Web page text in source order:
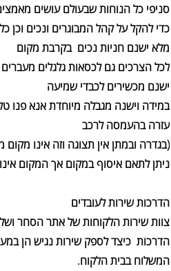
סניפי כל הנוחות שבעולם עושים
כדי להקל על קהל המבוגרים ונכים וכן
מלא ישנם חניות נכים בקרבת מקום
לכל הצרכים גם לכסאות גלגלים מעברים
ישנם מכשירים לכבדי שמיעה
במידה וישנה מגבלה מיוחדת אנא פנו
עזרה בהעמסה לרכב
(בגדרה ובמתן אין תצוגה וזה אינו
ניתן לתאם איסוף במקום אך המקום
הדרכות שירות לעובדים
צוות שירות הלקוחות של אתר הסחר
הדרכות כיצד לספק שירות נגיש הן
המשלוח בבית הלקוח.